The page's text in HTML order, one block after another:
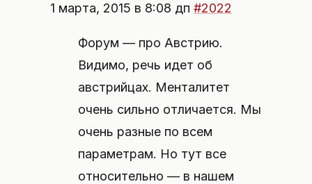
1 марта, 2015 в 8:08 дп #2022
Форум — про Австрию.
Видимо, речь идет об
австрийцах. Менталитет
очень сильно отличается. Мы
очень разные по всем
параметрам. Но тут все
относительно — в нашем